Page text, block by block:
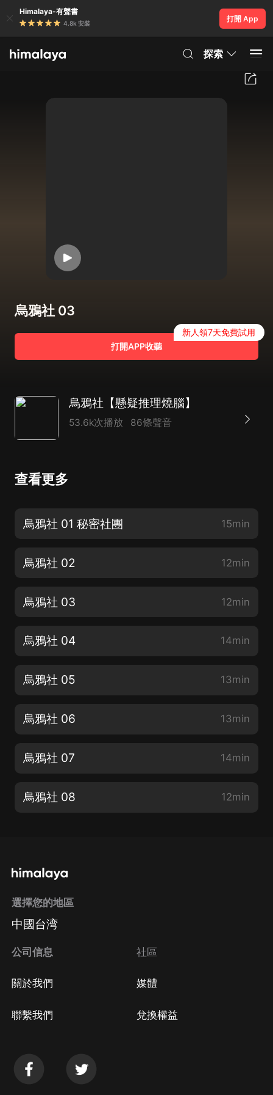
Himalaya-有聲書
4.8k 安裝
打開 App
探索
烏鴉社 03
打開APP收聽
新人領7天免費試用
烏鴉社【懸疑推理燒腦】
53.6k次播放 86條聲音
查看更多
烏鴉社 01 秘密社團 15min
烏鴉社 02 12min
烏鴉社 03 12min
烏鴉社 04 14min
烏鴉社 05 13min
烏鴉社 06 13min
烏鴉社 07 14min
烏鴉社 08 12min
選擇您的地區
中國台湾
公司信息
關於我們
聯繫我們
社區
媒體
兌換權益